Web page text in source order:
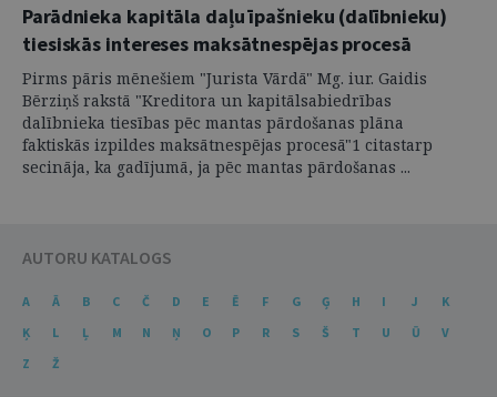
Parādnieka kapitāla daļu īpašnieku (dalībnieku)
tiesiskās intereses maksātnespējas procesā
Pirms pāris mēnešiem "Jurista Vārdā" Mg. iur. Gaidis
Bērziņš rakstā "Kreditora un kapitālsabiedrības
dalībnieka tiesības pēc mantas pārdošanas plāna
faktiskās izpildes maksātnespējas procesā"1 citastarp
secināja, ka gadījumā, ja pēc mantas pārdošanas ...
AUTORU KATALOGS
A Ā B C Č D E Ē F G Ģ H I J
K
Ķ
L Ļ M N Ņ O P R S Š T U Ū
V
Z
Ž